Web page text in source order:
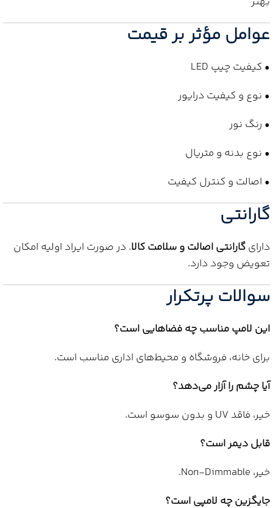
عوامل مؤثر بر قیمت
• کیفیت چیپ LED
• نوع و کیفیت درایور
• رنگ نور
• نوع بدنه و متریال
• اصالت و کنترل کیفیت
گارانتی
دارایگارانتی اصالت و سلامت کالا. در صورت ایراد اولیه امکان
تعویض وجود دارد.
سوالات پرتکرار
این لامپ مناسب چه فضاهایی است؟
برای خانه، فروشگاه و محیط‌های اداری مناسب است.
آیا چشم را آزار می‌دهد؟
خیر، فاقد UV و بدون سوسو است.
قابل دیمر است؟
خیر، Non-Dimmable.
جایگزین چه لامپی است؟